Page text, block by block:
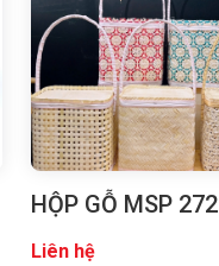
HỘP GỖ MSP 272
Liên hệ